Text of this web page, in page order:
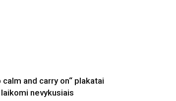
calm and carry on“ plakatai
nevykusiais